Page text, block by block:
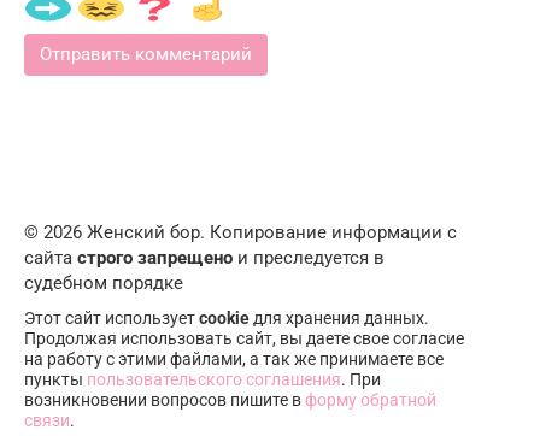
© 2026 Женский бор. Копирование информации с
сайта строго запрещено и преследуется в
судебном порядке
Этот сайт используетcookieдля хранения данных.
Продолжая использовать сайт, вы даете свое согласие
на работу с этими файлами, а так же принимаете все
пункты пользовательского соглашения. При
возникновении вопросов пишите вформу обратной
связи.